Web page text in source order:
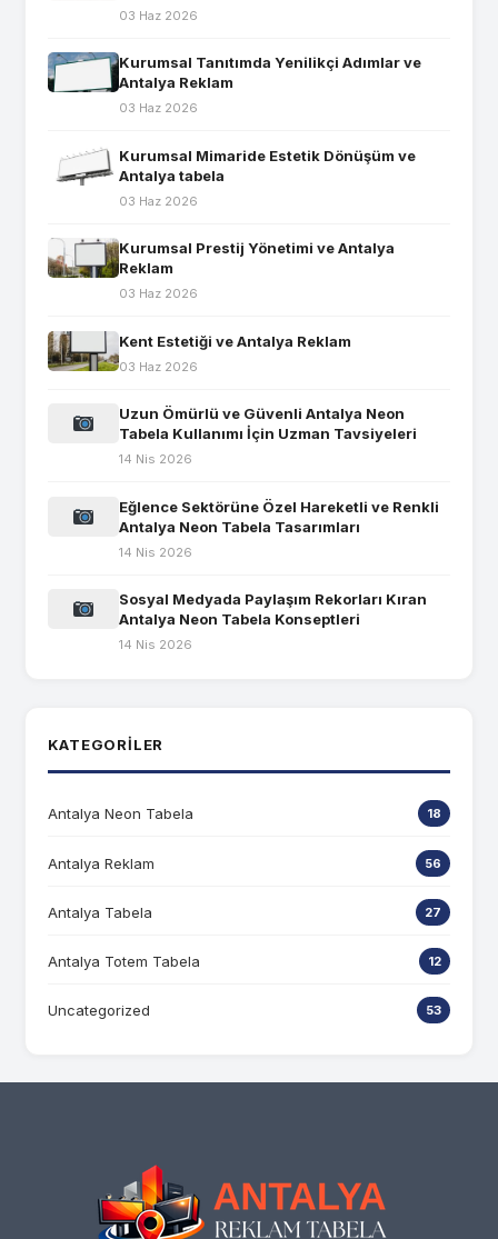
03 Haz 2026
Kurumsal Tanıtımda Yenilikçi Adımlar ve
Antalya Reklam
03 Haz 2026
Kurumsal Mimaride Estetik Dönüşüm ve
Antalya tabela
03 Haz 2026
Kurumsal Prestij Yönetimi ve Antalya
Reklam
03 Haz 2026
Kent Estetiği ve Antalya Reklam
03 Haz 2026
Uzun Ömürlü ve Güvenli Antalya Neon
Tabela Kullanımı İçin Uzman Tavsiyeleri
14 Nis 2026
Eğlence Sektörüne Özel Hareketli ve Renkli
Antalya Neon Tabela Tasarımları
14 Nis 2026
Sosyal Medyada Paylaşım Rekorları Kıran
Antalya Neon Tabela Konseptleri
14 Nis 2026
KATEGORILER
Antalya Neon Tabela 18
Antalya Reklam 56
Antalya Tabela 27
Antalya Totem Tabela 12
Uncategorized 53